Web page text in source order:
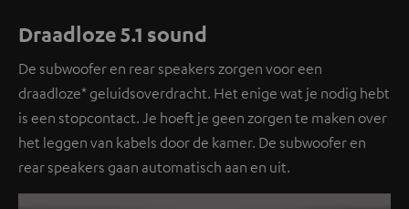
Draadloze 5.1 sound
De subwoofer en rear speakers zorgen voor een
draadloze* geluidsoverdracht. Het enige wat je nodig hebt
is een stopcontact. Je hoeft je geen zorgen te maken over
het leggen van kabels door de kamer. De subwoofer en
rear speakers gaan automatisch aan en uit.